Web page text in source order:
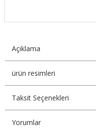
Açıklama
ürün resimleri
Taksit Seçenekleri
Yorumlar